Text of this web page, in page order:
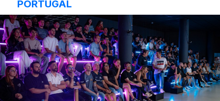
PORTUGAL